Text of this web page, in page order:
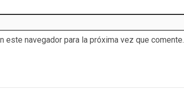
este navegador para la próxima vez que comente.